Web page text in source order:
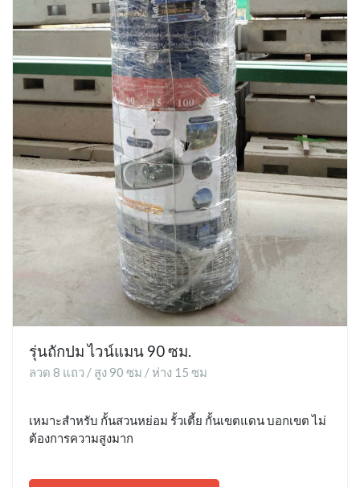
รุ่นถักปม ไวน์แมน 90 ซม.
ลวด 8 แถว / สูง 90 ซม / ห่าง 15 ซม
เหมาะสำหรับ กั้นสวนหย่อม รั้วเตี้ย กั้นเขตแดน บอกเขต ไม่
ต้องการความสูงมาก